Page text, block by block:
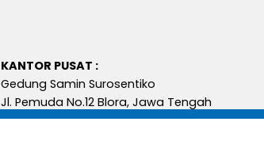
KANTOR PUSAT :
Gedung Samin Surosentiko
Jl. Pemuda No.12 Blora, Jawa Tengah